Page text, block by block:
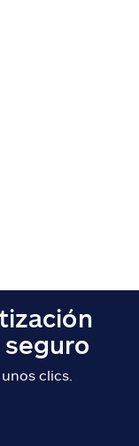
clics.